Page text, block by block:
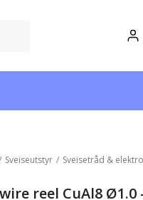
Sveiseutstyr / Sveisetråd &
reel CuAl8 Ø1.0